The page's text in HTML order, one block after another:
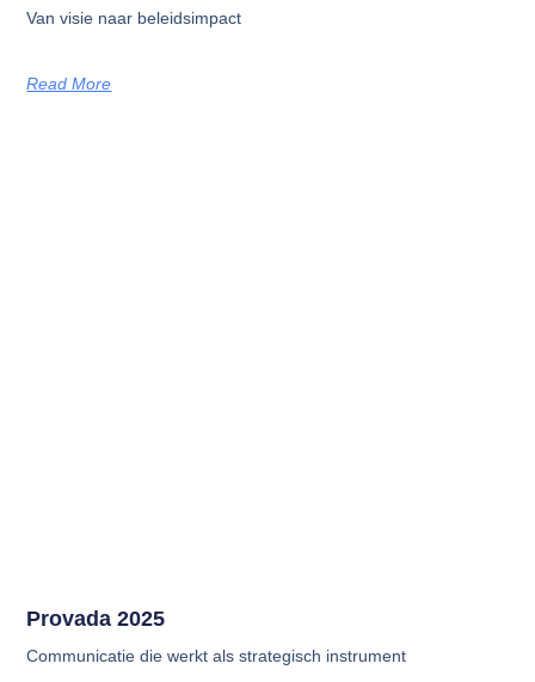
Van visie naar beleidsimpact
Read More
Provada 2025
Communicatie die werkt als strategisch instrument